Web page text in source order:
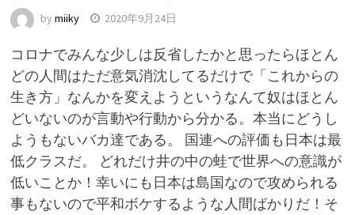
by miiky 2020年9月24日
コロナでみんな少しは反省したかと思ったらほとん
どの人間はただ意気消沈してるだけで「これからの
生き方」なんかを変えようというなんて奴はほとん
どいないのが言動や行動から分かる。本当にどうし
ようもないバカ達である。 国連への評価も日本は最
低クラスだ。 どれだけ井の中の蛙で世界への意識が
低いことか！幸いにも日本は島国なので攻められる
事もないので平和ボケするような人間ばかりだ！そ